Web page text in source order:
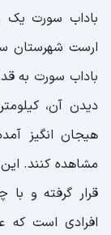
باداب سورت یک
ارست شهرستان
باداب سورت به
دیدن آن،
هیجان انگیز
قرار گرفته و با
افرادی است که